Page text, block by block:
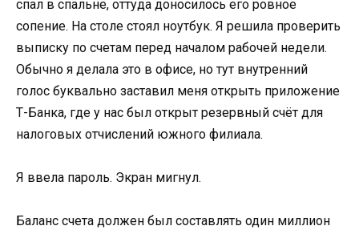
спал в спальне, оттуда доносилось его ровное
сопение. На столе стоял ноутбук. Я решила проверить
выписку по счетам перед началом рабочей недели.
Обычно я делала это в офисе, но тут внутренний
голос буквально заставил меня открыть приложение
Т-Банка, где у нас был открыт резервный счёт для
налоговых отчислений южного филиала.
Я ввела пароль. Экран мигнул.
Баланс счета должен был составлять один миллион